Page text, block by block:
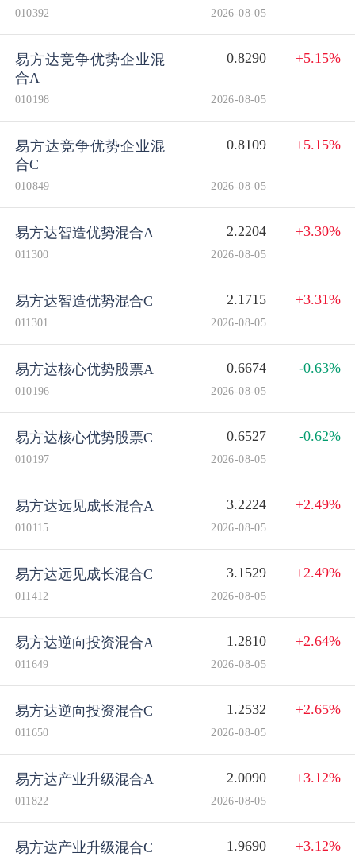
010392 2026-08-05
易方达竞争优势企业混
合A
0.8290 +5.15%
010198 2026-08-05
易方达竞争优势企业混
合C
0.8109 +5.15%
010849 2026-08-05
易方达智造优势混合A 2.2204 +3.30%
011300 2026-08-05
易方达智造优势混合C 2.1715 +3.31%
011301 2026-08-05
易方达核心优势股票A 0.6674 -0.63%
010196 2026-08-05
易方达核心优势股票C 0.6527 -0.62%
010197 2026-08-05
易方达远见成长混合A 3.2224 +2.49%
010115 2026-08-05
易方达远见成长混合C 3.1529 +2.49%
011412 2026-08-05
易方达逆向投资混合A 1.2810 +2.64%
011649 2026-08-05
易方达逆向投资混合C 1.2532 +2.65%
011650 2026-08-05
易方达产业升级混合A 2.0090 +3.12%
011822 2026-08-05
易方达产业升级混合C 1.9690 +3.12%